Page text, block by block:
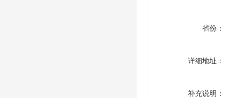
省份：
详细地址：
补充说明：